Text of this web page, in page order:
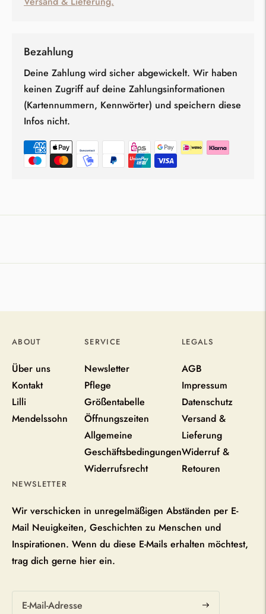
Bezahlung
Deine Zahlung wird sicher abgewickelt. Wir haben
keinen Zugriff auf deine Zahlungsinformationen
(Kartennummern, Kennwörter) und speichern diese
Infos nicht.
in
legen
ABOUT
Über uns
Kontakt
Lilli
Mendelssohn
SERVICE
Newsletter
Pflege
Größentabelle
Öffnungszeiten
Allgemeine
Geschäftsbedingungen
Widerrufsrecht
LEGALS
AGB
Impressum
Datenschutz
Versand &
Lieferung
Widerruf &
Retouren
NEWSLETTER
Wir verschicken in unregelmäßigen Abständen per E-
Mail Neuigkeiten, Geschichten zu Menschen und
Inspirationen. Wenn du diese E-Mails erhalten möchtest,
trag dich gerne hier ein.
Abonnieren